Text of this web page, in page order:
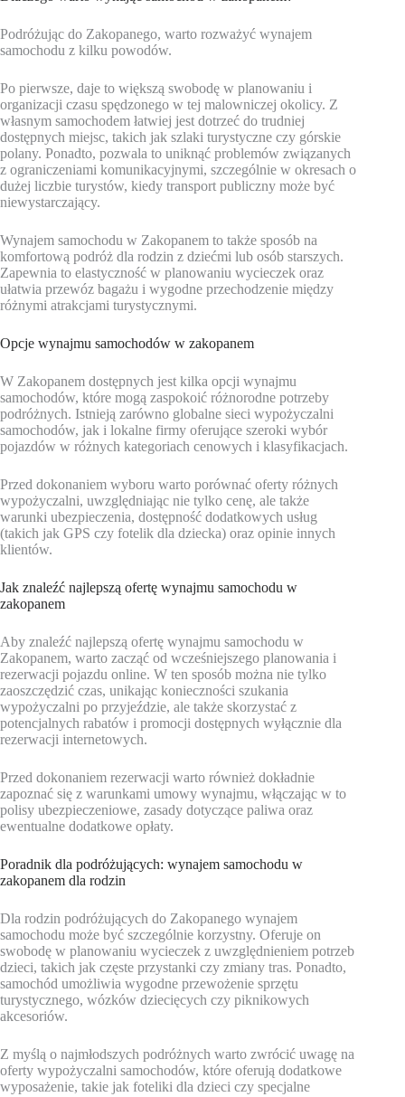
Podróżując do Zakopanego, warto rozważyć wynajem
samochodu z kilku powodów.
Po pierwsze, daje to większą swobodę w planowaniu i
organizacji czasu spędzonego w tej malowniczej okolicy. Z
własnym samochodem łatwiej jest dotrzeć do trudniej
dostępnych miejsc, takich jak szlaki turystyczne czy górskie
polany. Ponadto, pozwala to uniknąć problemów związanych
z ograniczeniami komunikacyjnymi, szczególnie w okresach o
dużej liczbie turystów, kiedy transport publiczny może być
niewystarczający.
Wynajem samochodu w Zakopanem to także sposób na
komfortową podróż dla rodzin z dziećmi lub osób starszych.
Zapewnia to elastyczność w planowaniu wycieczek oraz
ułatwia przewóz bagażu i wygodne przechodzenie między
różnymi atrakcjami turystycznymi.
Opcje wynajmu samochodów w zakopanem
W Zakopanem dostępnych jest kilka opcji wynajmu
samochodów, które mogą zaspokoić różnorodne potrzeby
podróżnych. Istnieją zarówno globalne sieci wypożyczalni
samochodów, jak i lokalne firmy oferujące szeroki wybór
pojazdów w różnych kategoriach cenowych i klasyfikacjach.
Przed dokonaniem wyboru warto porównać oferty różnych
wypożyczalni, uwzględniając nie tylko cenę, ale także
warunki ubezpieczenia, dostępność dodatkowych usług
(takich jak GPS czy fotelik dla dziecka) oraz opinie innych
klientów.
Jak znaleźć najlepszą ofertę wynajmu samochodu w
zakopanem
Aby znaleźć najlepszą ofertę wynajmu samochodu w
Zakopanem, warto zacząć od wcześniejszego planowania i
rezerwacji pojazdu online. W ten sposób można nie tylko
zaoszczędzić czas, unikając konieczności szukania
wypożyczalni po przyjeździe, ale także skorzystać z
potencjalnych rabatów i promocji dostępnych wyłącznie dla
rezerwacji internetowych.
Przed dokonaniem rezerwacji warto również dokładnie
zapoznać się z warunkami umowy wynajmu, włączając w to
polisy ubezpieczeniowe, zasady dotyczące paliwa oraz
ewentualne dodatkowe opłaty.
Poradnik dla podróżujących: wynajem samochodu w
zakopanem dla rodzin
Dla rodzin podróżujących do Zakopanego wynajem
samochodu może być szczególnie korzystny. Oferuje on
swobodę w planowaniu wycieczek z uwzględnieniem potrzeb
dzieci, takich jak częste przystanki czy zmiany tras. Ponadto,
samochód umożliwia wygodne przewożenie sprzętu
turystycznego, wózków dziecięcych czy piknikowych
akcesoriów.
Z myślą o najmłodszych podróżnych warto zwrócić uwagę na
oferty wypożyczalni samochodów, które oferują dodatkowe
wyposażenie, takie jak foteliki dla dzieci czy specjalne